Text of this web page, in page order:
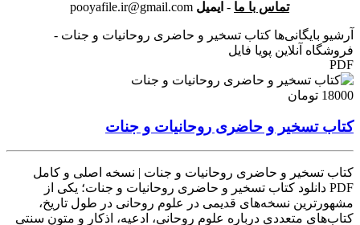
تماس با ما - ایمیل pooyafile.ir@gmail.com
آرشیو بایگانی‌ها کتاب تسخیر و حاضری روحانیات و جنات -
فروشگاه آنلاین پویا فایل
PDF
18000 تومان
کتاب تسخیر و حاضری روحانیات و جنات
کتاب تسخیر و حاضری روحانیات و جنات | نسخه اصلی و کامل
PDF دانلود کتاب تسخیر و حاضری روحانیات و جنات؛ یکی از
مشهورترین نسخه‌های قدیمی در علوم روحانی در طول تاریخ،
کتاب‌های متعددی درباره علوم روحانی، ادعیه، اذکار و متون سنتی